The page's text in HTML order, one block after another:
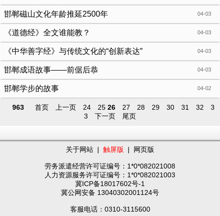
04-03
邯郸磁山文化年龄推延2500年
04-03
《道德经》全文谁能教？
04-03
《中华善字经》与传统文化的“创新表达”
04-03
邯郸成语故事——前倨后恭
04-02
邯郸学步的故事
963 首页 上一页 24 25 26 27 28 29 30 31 32
3
3
下一页 尾页
关于网站 | 触屏版 | 网页版
劳务派遣经营许可证编号：1*0*082021008
人力资源服务许可证编号：1*0*082021003
冀ICP备18017602号-1
冀公网安备 13040302001124号
客服电话：0310-3115600